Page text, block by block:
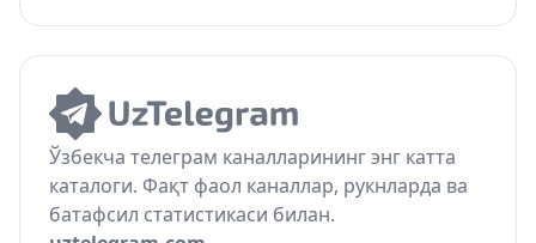
Ўзбекча телеграм каналларининг энг катта
каталоги. Фақт фаол каналлар, рукнларда ва
батафсил статистикаси билан.